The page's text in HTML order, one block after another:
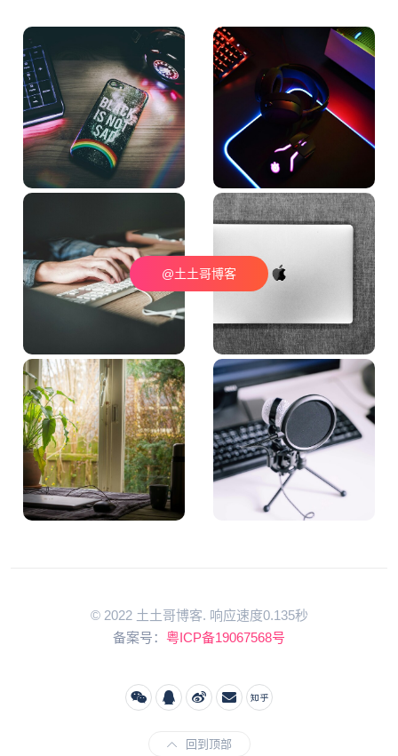
@土土哥博客
© 2022 土土哥博客. 响应速度0.135秒
备案号： 粤ICP备19067568号
回到顶部